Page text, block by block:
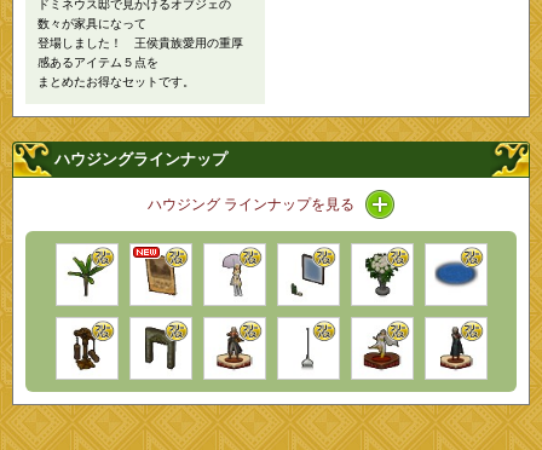
ドミネウス邸で見かけるオブジェの
数々が家具になって
登場しました！ 王侯貴族愛用の重厚
感あるアイテム５点を
まとめたお得なセットです。
ハウジングラインナップ
ハウジング ラインナップを見る アイコン / ラインナ